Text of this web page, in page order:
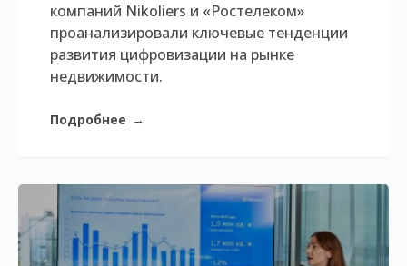
компаний Nikoliers и «Ростелеком»
проанализировали ключевые тенденции
развития цифровизации на рынке
недвижимости.
Подробнее →